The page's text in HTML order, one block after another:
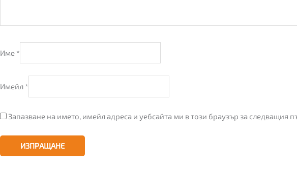
Име *
Имейл *
Запазване на името, имейл адреса и уебсайта ми в този браузър за следващия